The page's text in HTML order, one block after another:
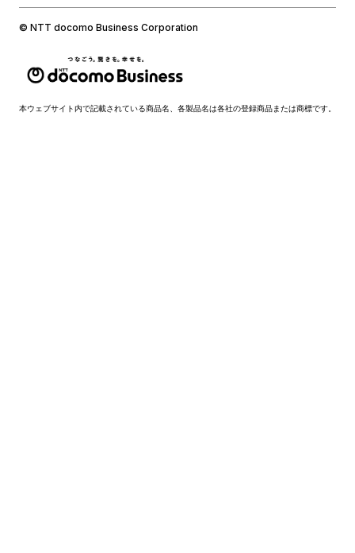
© NTT docomo Business Corporation
本ウェブサイト内で記載されている商品名、各製品名は各社の登録商品または商標です。